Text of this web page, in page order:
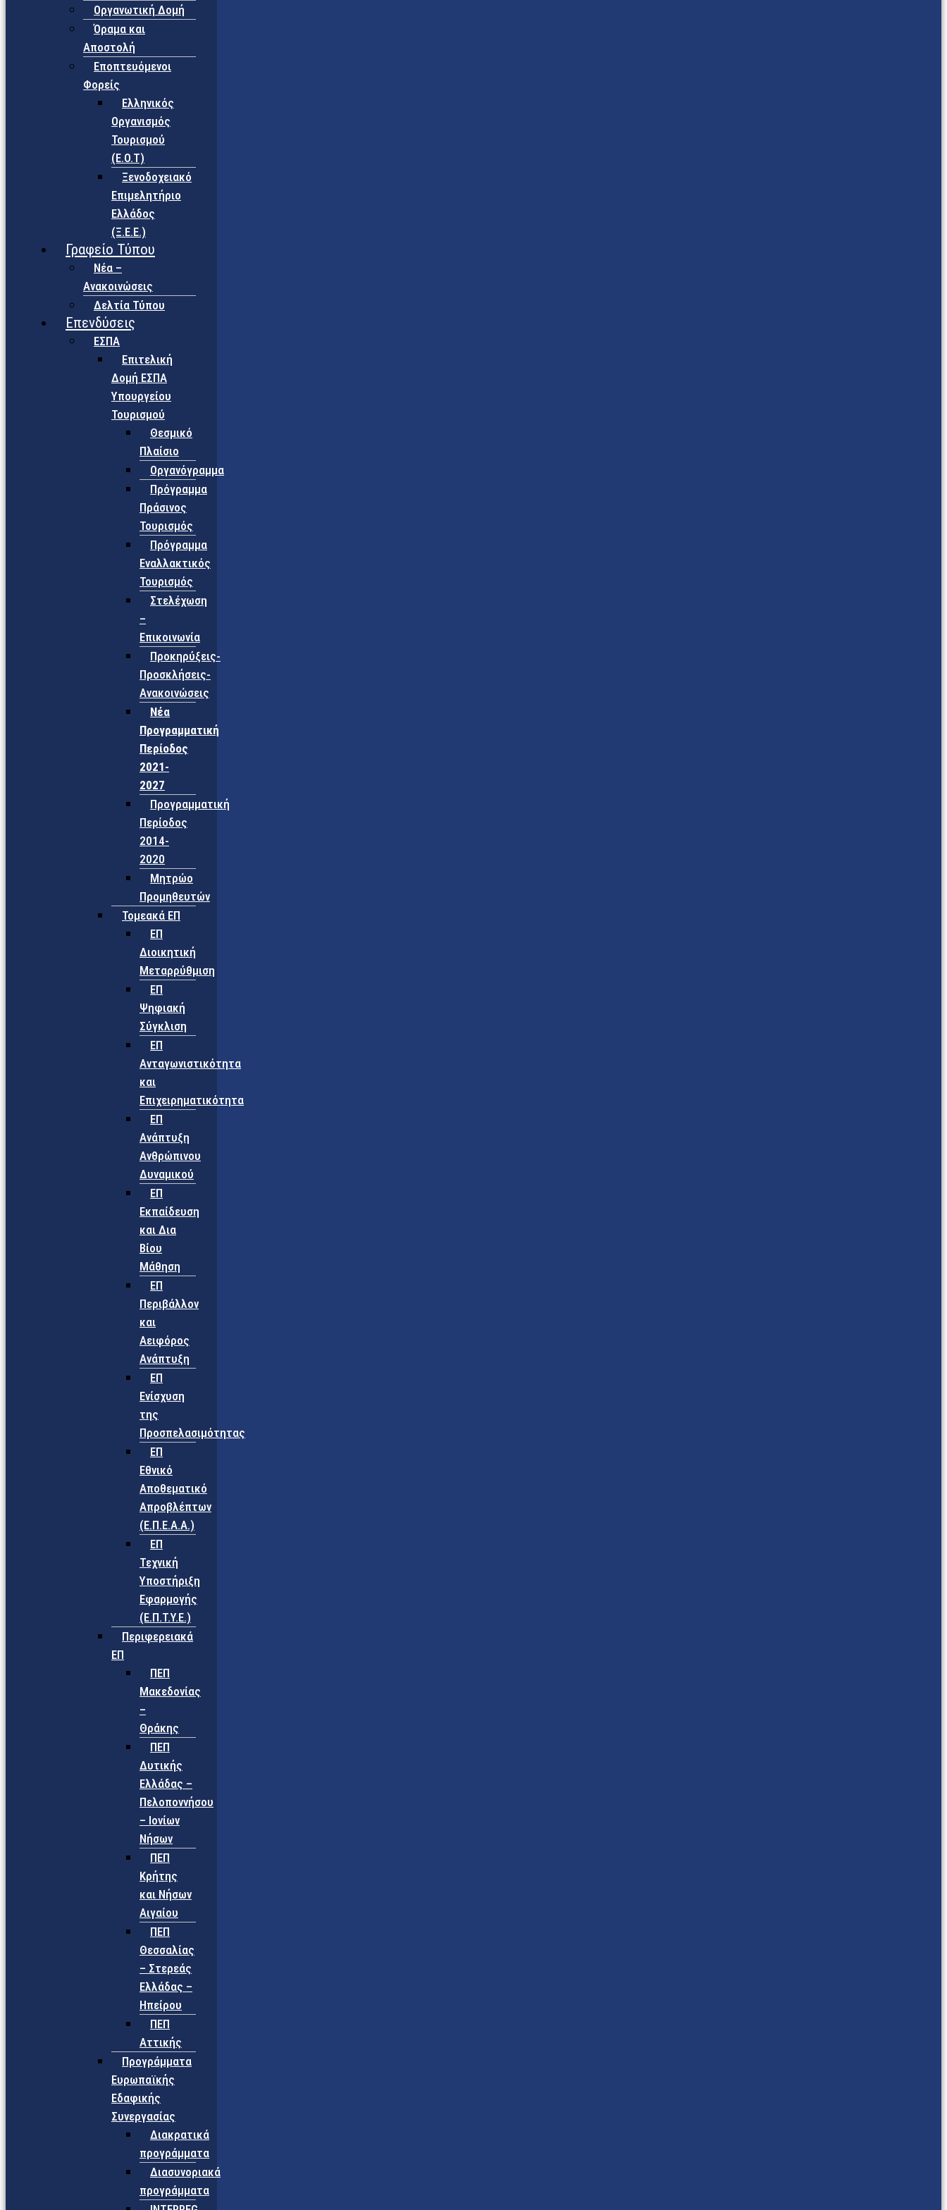
Οργανωτική Δομή
Όραμα και
Αποστολή
Εποπτευόμενοι
Φορείς
Eλληνικός
Οργανισμός
Τουρισμού
(Ε.Ο.Τ)
Ξενοδοχειακό
Επιμελητήριο
Ελλάδος
(Ξ.Ε.Ε.)
Γραφείο Τύπου
Νέα –
Ανακοινώσεις
Δελτία Τύπου
Επενδύσεις
ΕΣΠΑ
Επιτελική
Δομή ΕΣΠΑ
Υπουργείου
Τουρισμού
Θεσμικό
Πλαίσιο
Οργανόγραμμα
Πρόγραμμα
Πράσινος
Τουρισμός
Πρόγραμμα
Εναλλακτικός
Τουρισμός
Στελέχωση
–
Επικοινωνία
Προκηρύξεις-
Προσκλήσεις-
Ανακοινώσεις
Νέα
Προγραμματική
Περίοδος
2021-
2027
Προγραμματική
Περίοδος
2014-
2020
Μητρώο
Προμηθευτών
Τομεακά ΕΠ
ΕΠ
Διοικητική
Μεταρρύθμιση
ΕΠ
Ψηφιακή
Σύγκλιση
ΕΠ
Ανταγωνιστικότητα
και
Επιχειρηματικότητα
ΕΠ
Ανάπτυξη
Ανθρώπινου
Δυναμικού
ΕΠ
Εκπαίδευση
και Δια
Βίου
Μάθηση
ΕΠ
Περιβάλλον
και
Αειφόρος
Ανάπτυξη
ΕΠ
Ενίσχυση
της
Προσπελασιμότητας
ΕΠ
Εθνικό
Αποθεματικό
Απροβλέπτων
(Ε.Π.Ε.Α.Α.)
ΕΠ
Τεχνική
Υποστήριξη
Εφαρμογής
(Ε.Π.Τ.Υ.Ε.)
Περιφερειακά
ΕΠ
ΠΕΠ
Μακεδονίας
–
Θράκης
ΠΕΠ
Δυτικής
Ελλάδας –
Πελοποννήσου
– Ιονίων
Νήσων
ΠΕΠ
Κρήτης
και Νήσων
Αιγαίου
ΠΕΠ
Θεσσαλίας
– Στερεάς
Ελλάδας –
Ηπείρου
ΠΕΠ
Αττικής
Προγράμματα
Ευρωπαϊκής
Εδαφικής
Συνεργασίας
Διακρατικά
προγράμματα
Διασυνοριακά
προγράμματα